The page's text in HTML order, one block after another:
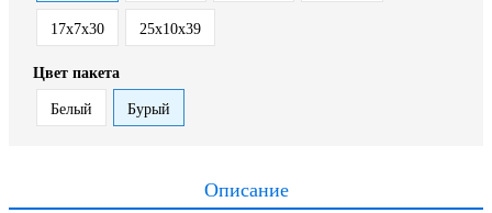
17х7х30 25х10х39
Цвет пакета
Белый Бурый
Описание